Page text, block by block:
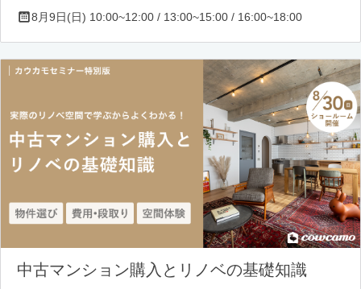
8月9日(日) 10:00~12:00 / 13:00~15:00 / 16:00~18:00
中古マンション購入とリノベの基礎知識